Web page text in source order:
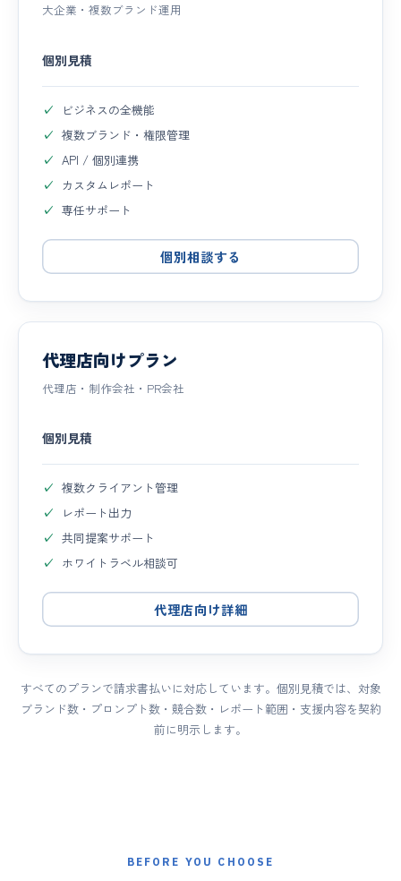
大企業・複数ブランド運用
個別見積
ビジネスの全機能
複数ブランド・権限管理
API / 個別連携
カスタムレポート
専任サポート
個別相談する
代理店向けプラン
代理店・制作会社・PR会社
個別見積
複数クライアント管理
レポート出力
共同提案サポート
ホワイトラベル相談可
代理店向け詳細
すべてのプランで請求書払いに対応しています。個別見積では、対象
ブランド数・プロンプト数・競合数・レポート範囲・支援内容を契約
前に明示します。
BEFORE YOU CHOOSE